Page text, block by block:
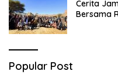
Cerita
Bersama
Popular Post